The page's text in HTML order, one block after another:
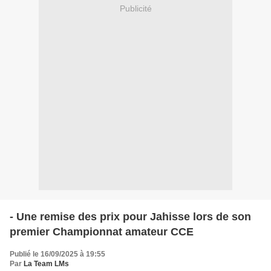
Publicité
- Une remise des prix pour Jahisse lors de son
premier Championnat amateur CCE
Publié le 16/09/2025 à 19:55
Par La Team LMs